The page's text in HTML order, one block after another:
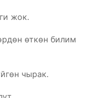
жок.
өткөн билим
чырак.